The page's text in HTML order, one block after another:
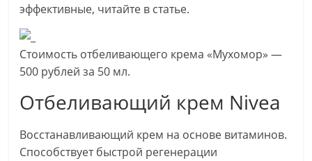
эффективные, читайте в статье.
Стоимость отбеливающего крема «Мухомор» —
500 рублей за 50 мл.
Отбеливающий крем Nivea
Восстанавливающий крем на основе витаминов.
Способствует быстрой регенерации